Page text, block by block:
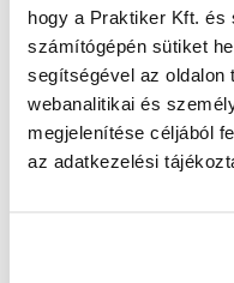
hogy a Praktiker Kft. és
számítógépén sütiket
segítségével az oldalon
webanalitikai és
megjelenítése céljából
az adatkezelési